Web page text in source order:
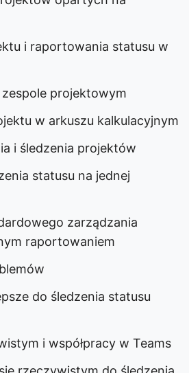
i raportowania statusu w
projektowym
w arkuszu kalkulacyjnym
i śledzenia projektów
statusu na jednej
zarządzania
raportowaniem
do śledzenia statusu
i współpracy w Teams